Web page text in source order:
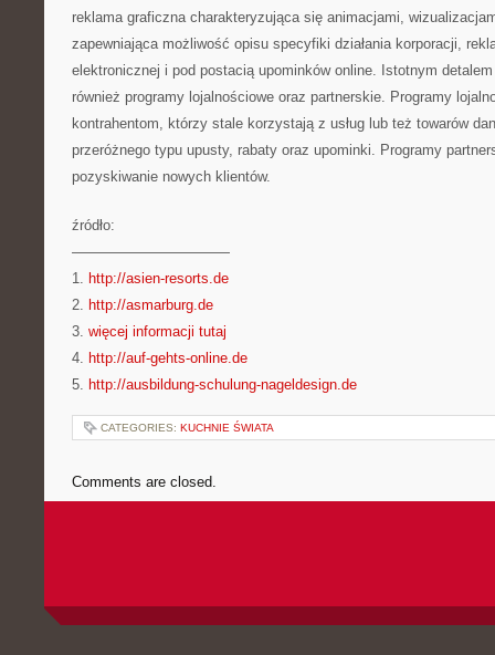
reklama graficzna charakteryzująca się animacjami,
zapewniająca możliwość opisu specyfiki działania korporacji,
elektronicznej i pod postacią upominków online. Istotnym
również programy lojalnościowe oraz partnerskie. Programy
kontrahentom, którzy stale korzystają z usług lub też towarów
przeróżnego typu upusty, rabaty oraz upominki. Programy
pozyskiwanie nowych klientów.
źródło:
———————————
1. http://asien-resorts.de
2. http://asmarburg.de
3. więcej informacji tutaj
4. http://auf-gehts-online.de
5. http://ausbildung-schulung-nageldesign.de
CATEGORIES: KUCHNIE ŚWIATA
Comments are closed.